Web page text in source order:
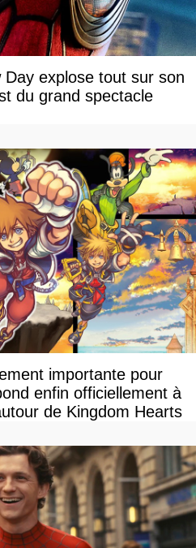
explose tout sur son
du grand spectacle
importante pour
enfin officiellement à
de Kingdom Hearts